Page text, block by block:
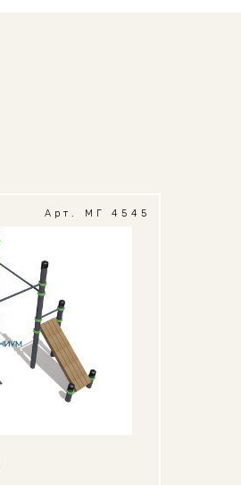
Арт. МГ 4545